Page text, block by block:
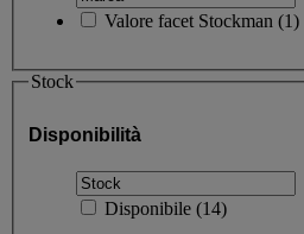
Valore facet Stockman (1)
Stock
Disponibilità
Disponibile (14)